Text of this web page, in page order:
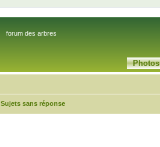
forum des arbres
Photos
Sujets sans réponse